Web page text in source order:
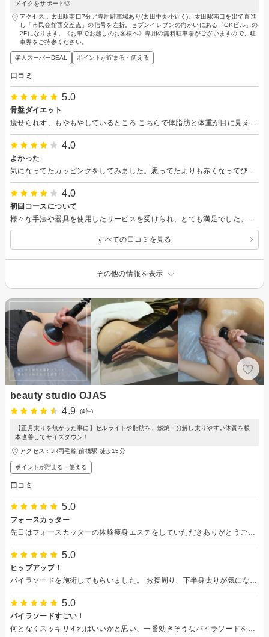
メイクをサポート◎
アクセス：太田駅南口7分／専用駐車場あり(太田中央小近く)、太田駅南口を出て直進
し「市民会館西交差点」の信号を左折。セブンイレブンの向かいにある「OKビル」の
2Fになります。《お車でお越しのお客様へ》専用の無料駐車場がございますので、駐
車券をご持参ください。
楽天スーパーDEAL ポイントが貯まる・使える
口コミ
5.0
骨盤ダイエット
4.0
よかった
4.0
初回コースについて
すべての口コミを見る
その他の情報を表示
beauty studio OJAS
4.9
(4件)
【正月太りを無かった事に】セルライトや脂肪を、燃焼・分解し太りやすい体質を根
本改善してサイズダウン！
アクセス：JR両毛線 前橋駅 徒歩15分
ポイントが貯まる・使える
口コミ
5.0
フォースカッター
5.0
ヒップアップ！
5.0
パイラソードすごい！